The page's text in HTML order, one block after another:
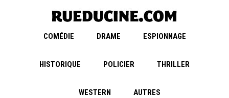
COMÉDIE DRAME ESPIONNAGE
HISTORIQUE POLICIER THRILLER
WESTERN AUTRES